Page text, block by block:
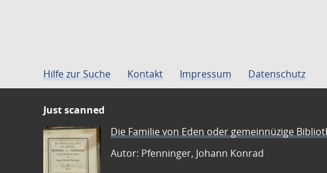
Hilfe zur Suche Kontakt Impressum Datenschutz
Just scanned
Die Familie von Eden oder gemeinnüzige
Autor: Pfenninger, Johann Konrad